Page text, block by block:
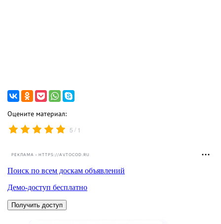
Оцените материал:
5 / 1
РЕКЛАМА • HTTPS://AVTOCOD.RU